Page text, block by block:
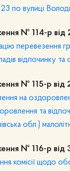
23 по вулиці
№ 114-р від
перевезення
відпочинку
№ 115-р від
на
та
обл.)
№ 116-р від
комісії щодо